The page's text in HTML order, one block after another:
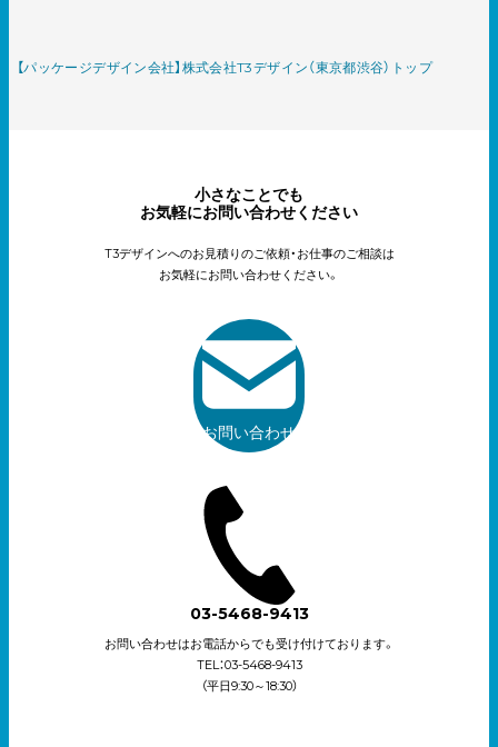
【パッケージデザイン会社】株式会社T3デザイン（東京都渋谷）トップ
小さなことでも
お気軽にお問い合わせください
T3デザインへのお見積りのご依頼・お仕事のご相談は
お気軽にお問い合わせください。
お問い合わせ
03-5468-9413
お問い合わせはお電話からでも受け付けております。
TEL：03-5468-9413
（平日9:30～18:30）